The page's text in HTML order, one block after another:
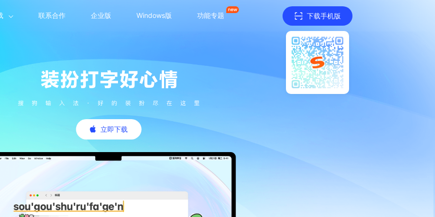
联系合作 企业版 Windows版 功能专题 下载手机版
立即下载